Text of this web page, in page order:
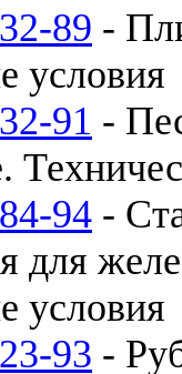
89 -
условия
91 -
94 -
для
условия
93 -